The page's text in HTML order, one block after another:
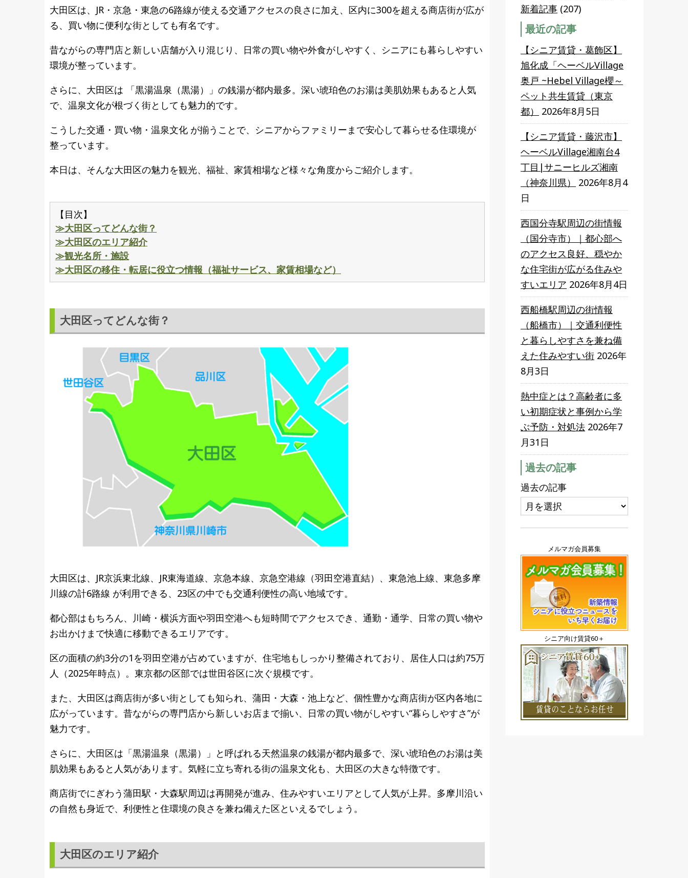
大田区は、JR・京急・東急の6路線が使える交通アクセスの良さに加え、区内に300を超える商店街が広が
る、買い物に便利な街としても有名です。
昔ながらの専門店と新しい店舗が入り混じり、日常の買い物や外食がしやすく、シニアにも暮らしやすい
環境が整っています。
さらに、大田区は 「黒湯温泉（黒湯）」の銭湯が都内最多。深い琥珀色のお湯は美肌効果もあると人気
で、温泉文化が根づく街としても魅力的です。
こうした交通・買い物・温泉文化 が揃うことで、シニアからファミリーまで安心して暮らせる住環境が
整っています。
本日は、そんな大田区の魅力を観光、福祉、家賃相場など様々な角度からご紹介します。
【目次】
≫大田区ってどんな街？
≫大田区のエリア紹介
≫観光名所・施設
≫大田区の移住・転居に役立つ情報（福祉サービス、家賃相場など）
大田区ってどんな街？
大田区は、JR京浜東北線、JR東海道線、京急本線、京急空港線（羽田空港直結）、東急池上線、東急多摩
川線の計6路線 が利用できる、23区の中でも交通利便性の高い地域です。
都心部はもちろん、川崎・横浜方面や羽田空港へも短時間でアクセスでき、通勤・通学、日常の買い物や
お出かけまで快適に移動できるエリアです。
区の面積の約3分の1を羽田空港が占めていますが、住宅地もしっかり整備されており、居住人口は約75万
人（2025年時点）。東京都の区部では世田谷区に次ぐ規模です。
また、大田区は商店街が多い街としても知られ、蒲田・大森・池上など、個性豊かな商店街が区内各地に
広がっています。昔ながらの専門店から新しいお店まで揃い、日常の買い物がしやすい“暮らしやすさ”が
魅力です。
さらに、大田区は「黒湯温泉（黒湯）」と呼ばれる天然温泉の銭湯が都内最多で、深い琥珀色のお湯は美
肌効果もあると人気があります。気軽に立ち寄れる街の温泉文化も、大田区の大きな特徴です。
商店街でにぎわう蒲田駅・大森駅周辺は再開発が進み、住みやすいエリアとして人気が上昇。多摩川沿い
の自然も身近で、利便性と住環境の良さを兼ね備えた区といえるでしょう。
大田区のエリア紹介
新着記事 (207)
最近の記事
【シニア賃貸・葛飾区】
旭化成「ヘーベルVillage
奥戸 ~Hebel Village櫻～
ペット共生賃貸（東京
都）
2026年8月5日
【シニア賃貸・藤沢市】
ヘーベルVillage湘南台4
丁目|サニーヒルズ湘南
（神奈川県）
2026年8月4
日
西国分寺駅周辺の街情報
（国分寺市）｜都心部へ
のアクセス良好、穏やか
な住宅街が広がる住みや
すいエリア 2026年8月4日
西船橋駅周辺の街情報
（船橋市）｜交通利便性
と暮らしやすさを兼ね備
えた住みやすい街 2026年
8月3日
熱中症とは？高齢者に多
い初期症状と事例から学
ぶ予防・対処法 2026年7
月31日
過去の記事
過去の記事
メルマガ会員募集
シニア向け賃貸60＋